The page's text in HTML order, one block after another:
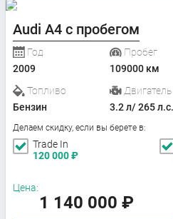
Audi A4 с пробегом
Год
2009
Пробег
109000 км
Топливо
Бензин
Двигатель
3.2 л/ 265 л.с.
Делаем скидку, если вы берете в:
Trade In
120 000₽
Цена:
1 140 000 ₽